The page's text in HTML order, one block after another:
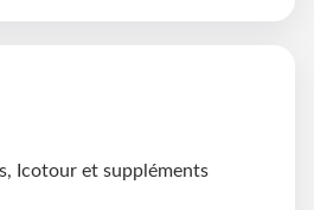
Icotour et suppléments